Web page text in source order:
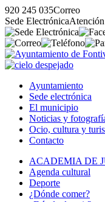
920 245 035Correo
Sede Electrónica
Ayuntamiento
Sede electrónica
El municipio
Noticias y
Ocio, cultura y
Contacto
ACADEMIA DE
Agenda cultural
Deporte
¿Dónde comer?